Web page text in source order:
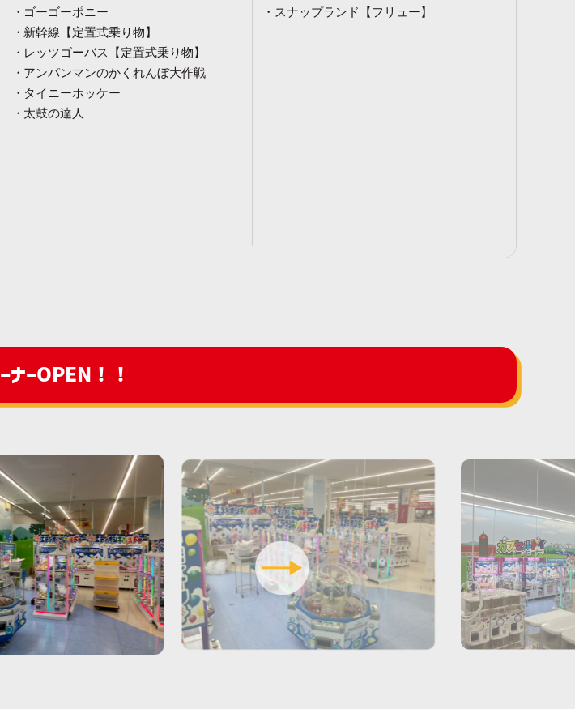
ゴーゴーポニー
新幹線【定置式乗り物】
レッツゴーバス【定置式乗り物】
アンパンマンのかくれんぼ大作戦
タイニーホッケー
太鼓の達人
スナップランド【フリュー】
ナーOPEN！！